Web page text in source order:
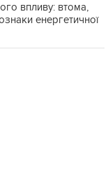
впливу: втома,
енергетичної